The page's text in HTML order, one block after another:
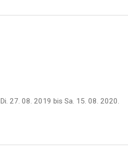
Di. 27. 08. 2019 bis Sa. 15. 08. 2020.